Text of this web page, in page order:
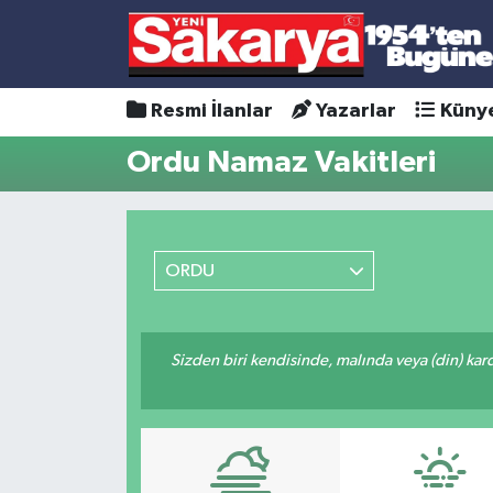
Resmi İlanlar Yazarlar
Ordu Namaz Vakitleri
ORDU
Sizden biri kendisinde, malında veya (din)